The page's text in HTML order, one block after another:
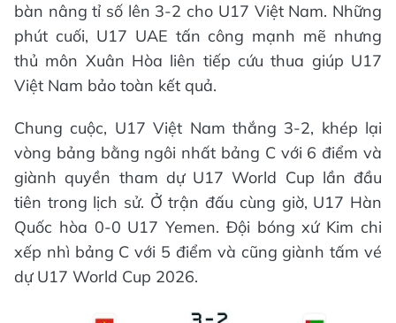
bàn nâng tỉ số lên 3-2 cho U17 Việt Nam. Những
phút cuối, U17 UAE tấn công mạnh mẽ nhưng
thủ môn Xuân Hòa liên tiếp cứu thua giúp U17
Việt Nam bảo toàn kết quả.
Chung cuộc, U17 Việt Nam thắng 3-2, khép lại
vòng bảng bằng ngôi nhất bảng C với 6 điểm và
giành quyền tham dự U17 World Cup lần đầu
tiên trong lịch sử. Ở trận đấu cùng giờ, U17 Hàn
Quốc hòa 0-0 U17 Yemen. Đội bóng xứ Kim chi
xếp nhì bảng C với 5 điểm và cũng giành tấm vé
dự U17 World Cup 2026.